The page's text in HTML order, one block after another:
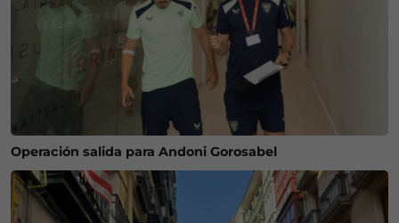
Operación salida para Andoni Gorosabel